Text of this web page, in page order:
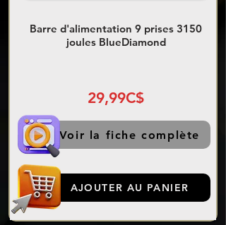
Barre d'alimentation 9 prises 3150
joules BlueDiamond
29,99C$
Voir la fiche complète
AJOUTER AU PANIER